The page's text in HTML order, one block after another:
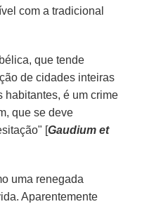
com a tradicional
que tende
de cidades inteiras
habitantes, é um crime
que se deve
[Gaudium et
uma renegada
Aparentemente